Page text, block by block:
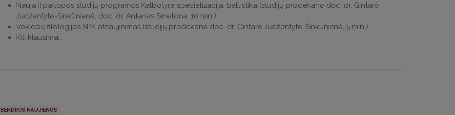
Nauja II pakopos studijų programos Kalbotyra specializacija: baltistika (studijų prodekanė doc. dr. Gintarė
Judžentytė-Šinkūnienė, doc. dr. Antanas Smetona, 10 min.).
Vokiečių filologijos SPK atnaujinimas (studijų prodekanė doc. dr. Gintarė Judžentytė-Šinkūnienė, 5 min.).
Kiti klausimai.
BENDROS NAUJIENOS